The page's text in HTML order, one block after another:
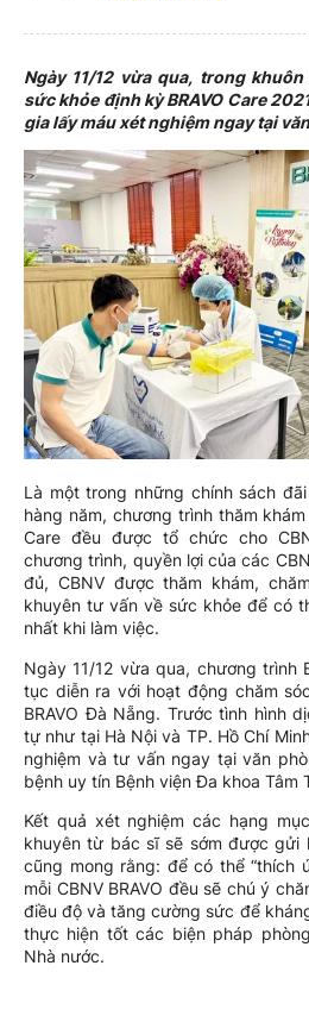
Ngày 11/12 vừa qua, trong
sức khỏe định kỳ BRAVO Care
gia lấy máu xét nghiệm ngay tại
Là một trong những chính sách
hàng năm, chương trình thăm
Care đều được tổ chức cho
chương trình, quyền lợi của các
đủ, CBNV được thăm khám,
khuyên tư vấn về sức khỏe để có
nhất khi làm việc.
Ngày 11/12 vừa qua, chương trình
tục diễn ra với hoạt động chăm
BRAVO Đà Nẵng. Trước tình hình
tự như tại Hà Nội và TP. Hồ Chí
nghiệm và tư vấn ngay tại văn
bệnh uy tín Bệnh viện Đa khoa Tâm
Kết quả xét nghiệm các hạng
khuyên từ bác sĩ sẽ sớm được gửi
cũng mong rằng: để có thể “thích
mỗi CBNV BRAVO đều sẽ chú ý
điều độ và tăng cường sức để
thực hiện tốt các biện pháp
Nhà nước.